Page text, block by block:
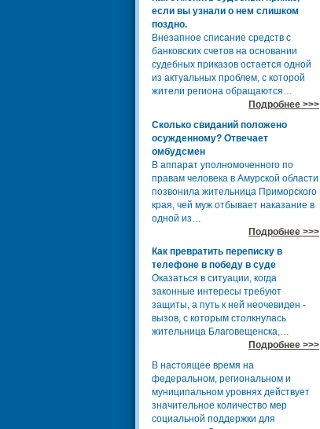
если вы узнали о нем слишком
поздно.
Внезапное списание средств с
банковских счетов на основании
судебных приказов остается одной
из актуальных проблем, с которой
жители региона обращаются…
Подробнее >>>
Сколько свиданий положено
осужденному? Отвечает
омбудсмен
В аппарат уполномоченного по
правам человека в Амурской области
позвонила жительница Приморского
края, чей муж отбывает наказание в
одной из…
Подробнее >>>
Как превратить переписку в
телефоне в победу в суде
Оказаться в ситуации, когда
законные интересы требуют
защиты, а путь к ней неочевиден -
вызов, с которым столкнулась
жительница Благовещенска,…
Подробнее >>>
В настоящее время на
федеральном, региональном и
муниципальном уровнях действует
значительное количество мер
социальной поддержки для